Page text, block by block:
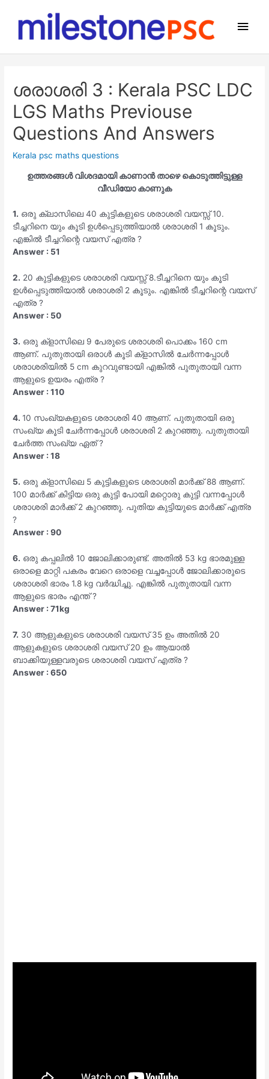
Main
ശരാശരി 3 : Kerala PSC LDC
LGS Maths Previouse
Questions And Answers
Kerala psc maths questions
ഉത്തരങ്ങൾ വിശദമായി കാണാൻ താഴെ കൊടുത്തിട്ടുള്ള
വീഡിയോ കാണുക
1. ഒരു ക്ലാസിലെ 40 കുട്ടികളുടെ ശരാശരി വയസ്സ് 10.
ടീച്ചറിനെ യും കൂടി ഉൾപ്പെടുത്തിയാൽ ശരാശരി 1 കൂടും.
എങ്കിൽ ടീച്ചറിന്റെ വയസ് എത്ര ?
Answer : 51
2. 20 കുട്ടികളുടെ ശരാശരി വയസ്സ് 8.ടീച്ചറിനെ യും കൂടി
ഉൾപ്പെടുത്തിയാൽ ശരാശരി 2 കൂടും. എങ്കിൽ ടീച്ചറിന്റെ വയസ്
എത്ര ?
Answer : 50
3. ഒരു ക്‌ളാസിലെ 9 പേരുടെ ശരാശരി പൊക്കം 160 cm
ആണ്. പുതുതായി ഒരാൾ കൂടി ക്‌ളാസിൽ ചേർന്നപ്പോൾ
ശരാശരിയിൽ 5 cm കുറവുണ്ടായി എങ്കിൽ പുതുതായി വന്ന
ആളുടെ ഉയരം എത്ര ?
Answer : 110
4.10 സംഖ്യകളുടെ ശരാശരി 40 ആണ്. പുതുതായി ഒരു
സംഖ്യ കൂടി ചേർന്നപ്പോൾ ശരാശരി 2 കുറഞ്ഞു. പുതുതായി
ചേർത്ത സംഖ്യ ഏത് ?
Answer : 18
5. ഒരു ക്‌ളാസിലെ 5 കുട്ടികളുടെ ശരാശരി മാർക്ക് 88 ആണ്.
100 മാർക്ക് കിട്ടിയ ഒരു കുട്ടി പോയി മറ്റൊരു കുട്ടി വന്നപ്പോൾ
ശരാശരി മാർക്ക് 2 കുറഞ്ഞു. പുതിയ കുട്ടിയുടെ മാർക്ക് എത്ര
?
Answer : 90
6. ഒരു കപ്പലിൽ 10 ജോലിക്കാരുണ്ട്. അതിൽ 53 kg ഭാരമുള്ള
ഒരാളെ മാറ്റി പകരം വേറെ ഒരാളെ വച്ചപ്പോൾ ജോലിക്കാരുടെ
ശരാശരി ഭാരം 1.8 kg വർദ്ധിച്ചു. എങ്കിൽ പുതുതായി വന്ന
ആളുടെ ഭാരം എന്ത് ?
Answer : 71kg
7. 30 ആളുകളുടെ ശരാശരി വയസ് 35 ഉം അതിൽ 20
ആളുകളുടെ ശരാശരി വയസ് 20 ഉം ആയാൽ
ബാക്കിയുള്ളവരുടെ ശരാശരി വയസ് എത്ര ?
Answer : 650